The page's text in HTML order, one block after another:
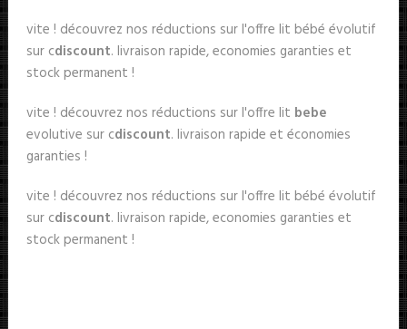
vite ! découvrez nos réductions sur l'offre lit bébé évolutif
sur cdiscount. livraison rapide, economies garanties et
stock permanent !
vite ! découvrez nos réductions sur l'offre lit bebe
evolutive sur cdiscount. livraison rapide et économies
garanties !
vite ! découvrez nos réductions sur l'offre lit bébé évolutif
sur cdiscount. livraison rapide, economies garanties et
stock permanent !